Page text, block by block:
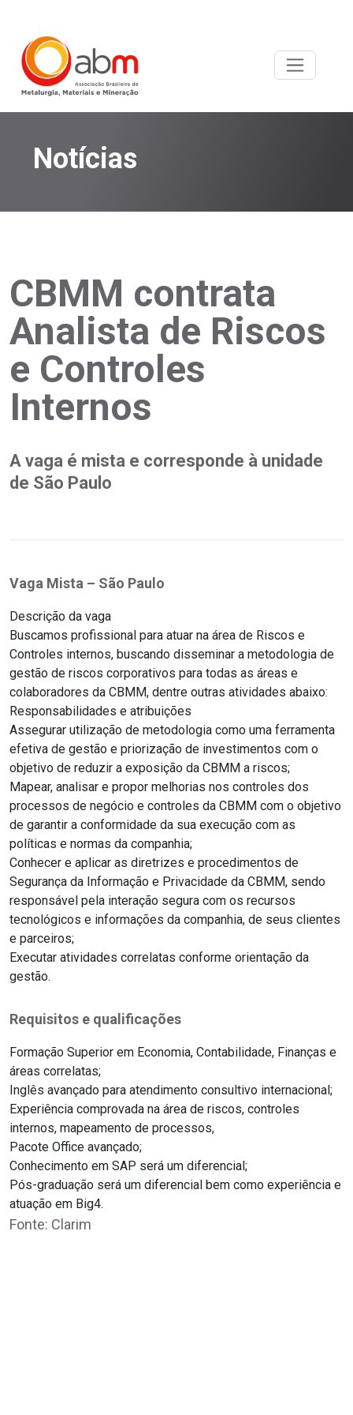
Notícias
CBMM contrata
Analista de Riscos
e Controles
Internos
A vaga é mista e corresponde à unidade
de São Paulo
Vaga Mista – São Paulo
Descrição da vaga
Buscamos profissional para atuar na área de Riscos e
Controles internos, buscando disseminar a metodologia de
gestão de riscos corporativos para todas as áreas e
colaboradores da CBMM, dentre outras atividades abaixo:
Responsabilidades e atribuições
Assegurar utilização de metodologia como uma ferramenta
efetiva de gestão e priorização de investimentos com o
objetivo de reduzir a exposição da CBMM a riscos;
Mapear, analisar e propor melhorias nos controles dos
processos de negócio e controles da CBMM com o objetivo
de garantir a conformidade da sua execução com as
políticas e normas da companhia;
Conhecer e aplicar as diretrizes e procedimentos de
Segurança da Informação e Privacidade da CBMM, sendo
responsável pela interação segura com os recursos
tecnológicos e informações da companhia, de seus clientes
e parceiros;
Executar atividades correlatas conforme orientação da
gestão.
Requisitos e qualificações
Formação Superior em Economia, Contabilidade, Finanças e
áreas correlatas;
Inglês avançado para atendimento consultivo internacional;
Experiência comprovada na área de riscos, controles
internos, mapeamento de processos,
Pacote Office avançado;
Conhecimento em SAP será um diferencial;
Pós-graduação será um diferencial bem como experiência e
atuação em Big4.
Fonte: Clarim